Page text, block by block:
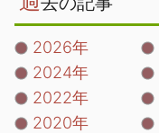
2026年
2024年
2022年
2020年